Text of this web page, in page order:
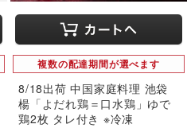
複数の配達期間が選べます
8/18出荷 中国家庭料理 池袋
楊「よだれ鶏＝口水鶏」ゆで
鶏2枚 タレ付き ※冷凍